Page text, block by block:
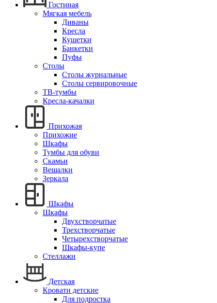
Гостиная
Мягкая мебель
Диваны
Кресла
Кушетки
Банкетки
Пуфы
Столы
Столы журнальные
Столы сервировочные
ТВ-тумбы
Кресла-качалки
Прихожая
Прихожие
Шкафы
Тумбы для обуви
Скамьи
Вешалки
Зеркала
Шкафы
Шкафы
Двухстворчатые
Трехстворчатые
Четырехстворчатые
Шкафы-купе
Стеллажи
Детская
Кровати детские
Для подростка